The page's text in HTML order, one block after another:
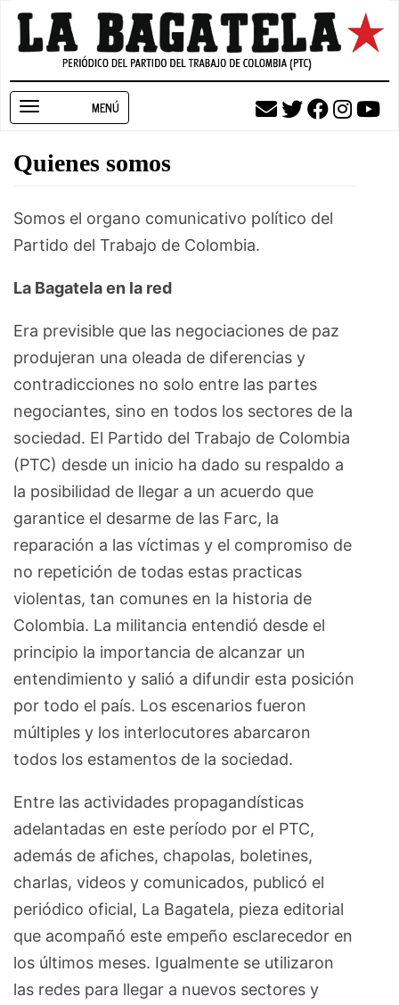
Pasar
contenido
navigation
Quienes somos
Somos el organo comunicativo político del
Partido del Trabajo de Colombia.
La Bagatela en la red
Era previsible que las negociaciones de paz
produjeran una oleada de diferencias y
contradicciones no solo entre las partes
negociantes, sino en todos los sectores de la
sociedad. El Partido del Trabajo de Colombia
(PTC) desde un inicio ha dado su respaldo a
la posibilidad de llegar a un acuerdo que
garantice el desarme de las Farc, la
reparación a las víctimas y el compromiso de
no repetición de todas estas practicas
violentas, tan comunes en la historia de
Colombia. La militancia entendió desde el
principio la importancia de alcanzar un
entendimiento y salió a difundir esta posición
por todo el país. Los escenarios fueron
múltiples y los interlocutores abarcaron
todos los estamentos de la sociedad.
Entre las actividades propagandísticas
adelantadas en este período por el PTC,
además de afiches, chapolas, boletines,
charlas, videos y comunicados, publicó el
periódico oficial, La Bagatela, pieza editorial
que acompañó este empeño esclarecedor en
los últimos meses. Igualmente se utilizaron
las redes para llegar a nuevos sectores y